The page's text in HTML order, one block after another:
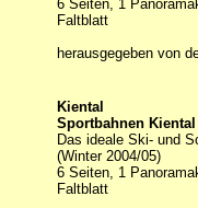
6 Seiten, 1
Faltblatt
herausgegeben von
Kiental
Sportbahnen Kiental
Das ideale Ski- und
(Winter 2004/05)
6 Seiten, 1
Faltblatt